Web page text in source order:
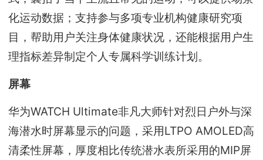
化运动数据；支持参与多项专业机构健康研究项
目，帮助用户关注身体健康状况，还能根据用户生
理指标差异制定个人专属科学训练计划。
屏幕
华为WATCH Ultimate非凡大师针对烈日户外与深
海潜水时屏幕显示的问题，采用LTPO AMOLED高
清柔性屏幕，厚度相比传统潜水表所采用的MIP屏